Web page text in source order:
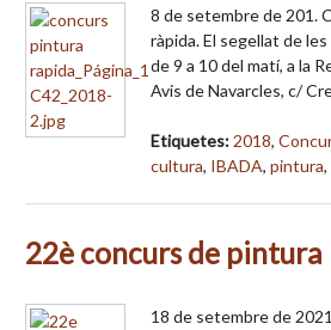
8 de setembre de 201.
ràpida. El segellat de
de 9 a 10 del matí, a la
Avis de Navarcles, c/
Etiquetes: 2018,
cultura, IBADA, pintura,
22è concurs de
18 de setembre de